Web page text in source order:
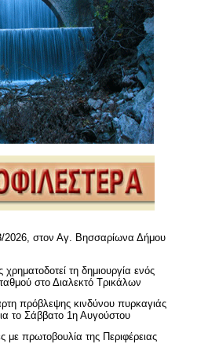
2026, στον Αγ. Βησσαρίωνα Δήμου
τη δημιουργία ενός
στο Διαλεκτό Τρικάλων
πρόβλεψης κινδύνου πυρκαγιάς
το Σάββατο 1η Αυγούστου
με πρωτοβουλία της Περιφέρειας